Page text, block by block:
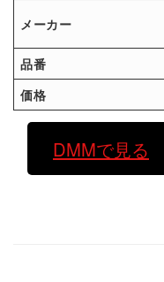
メーカー
品番
価格
DMMで見る